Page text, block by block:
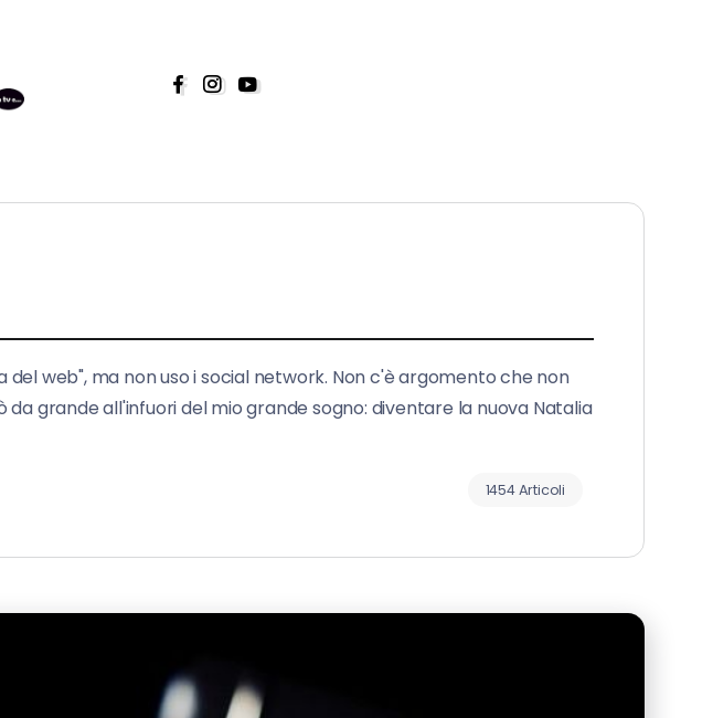
web", ma non uso i social network. Non c'è argomento che non
grande all'infuori del mio grande sogno: diventare la nuova Natalia
1454 Articoli